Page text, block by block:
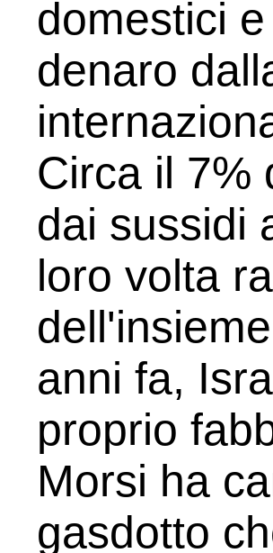
domestici
denaro
Circa il 7%
dai sussidi
loro volta
anni fa,
proprio
Morsi ha
gasdotto